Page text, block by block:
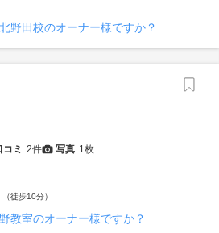
野田校のオーナー様ですか？
コミ 2件 写真 1枚
徒歩10分）
教室のオーナー様ですか？